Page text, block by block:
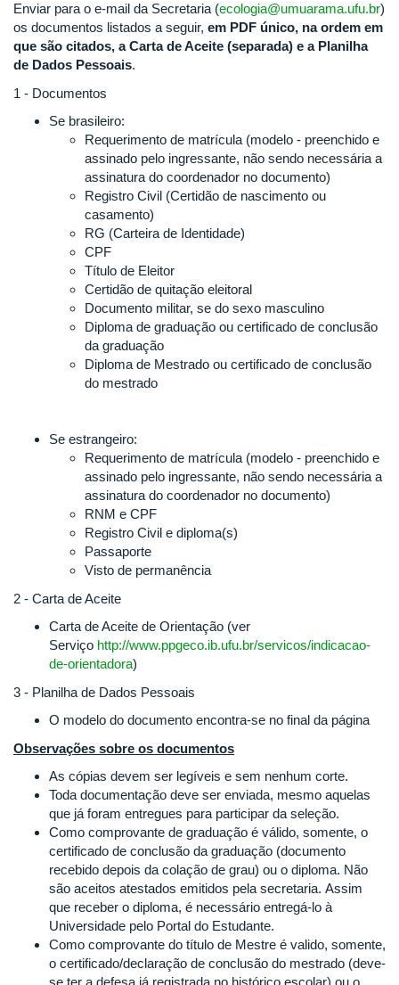
Enviar para o e-mail da Secretaria (ecologia@umuarama.ufu.br)
os documentos listados a seguir, em PDF único, na ordem em
que são citados, a Carta de Aceite (separada) e a Planilha
de Dados Pessoais.
1 - Documentos
Se brasileiro:
Requerimento de matrícula (modelo - preenchido e
assinado pelo ingressante, não sendo necessária a
assinatura do coordenador no documento)
Registro Civil (Certidão de nascimento ou
casamento)
RG (Carteira de Identidade)
CPF
Título de Eleitor
Certidão de quitação eleitoral
Documento militar, se do sexo masculino
Diploma de graduação ou certificado de conclusão
da graduação
Diploma de Mestrado ou certificado de conclusão
do mestrado
Se estrangeiro:
Requerimento de matrícula (modelo - preenchido e
assinado pelo ingressante, não sendo necessária a
assinatura do coordenador no documento)
RNM e CPF
Registro Civil e diploma(s)
Passaporte
Visto de permanência
2 - Carta de Aceite
Carta de Aceite de Orientação (ver
Serviço http://www.ppgeco.ib.ufu.br/servicos/indicacao-
de-orientadora)
3 - Planilha de Dados Pessoais
O modelo do documento encontra-se no final da página
Observações sobre os documentos
As cópias devem ser legíveis e sem nenhum corte.
Toda documentação deve ser enviada, mesmo aquelas
que já foram entregues para participar da seleção.
Como comprovante de graduação é válido, somente, o
certificado de conclusão da graduação (documento
recebido depois da colação de grau) ou o diploma. Não
são aceitos atestados emitidos pela secretaria. Assim
que receber o diploma, é necessário entregá-lo à
Universidade pelo Portal do Estudante.
Como comprovante do título de Mestre é valido, somente,
o certificado/declaração de conclusão do mestrado (deve-
se ter a defesa já registrada no histórico escolar) ou o